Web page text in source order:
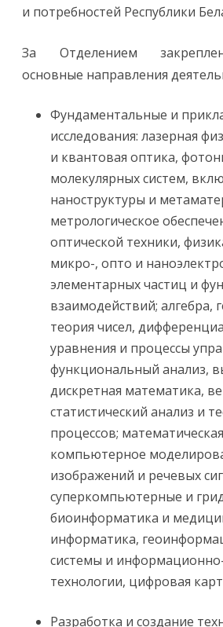
и потребностей Республики
За Отделением
основные направления
Фундаментальные и
исследования: лазерная
и квантовая оптика,
молекулярных систем,
наноструктуры и
метрологическое
оптической техники,
микро-, опто и
элементарных частиц и
взаимодействий; алгебра,
теория чисел,
уравнения и процессы
функциональный анализ,
дискретная математика,
статистический анализ и
процессов;
компьютерное
изображений и речевых
cуперкомпьютерные и
биоинформатика и
информатика,
системы и
технологии, цифровая
Разработка и создание